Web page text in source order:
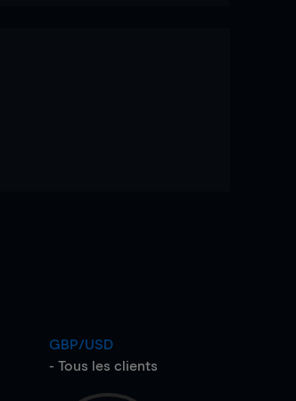
GBP/USD
- Tous les clients